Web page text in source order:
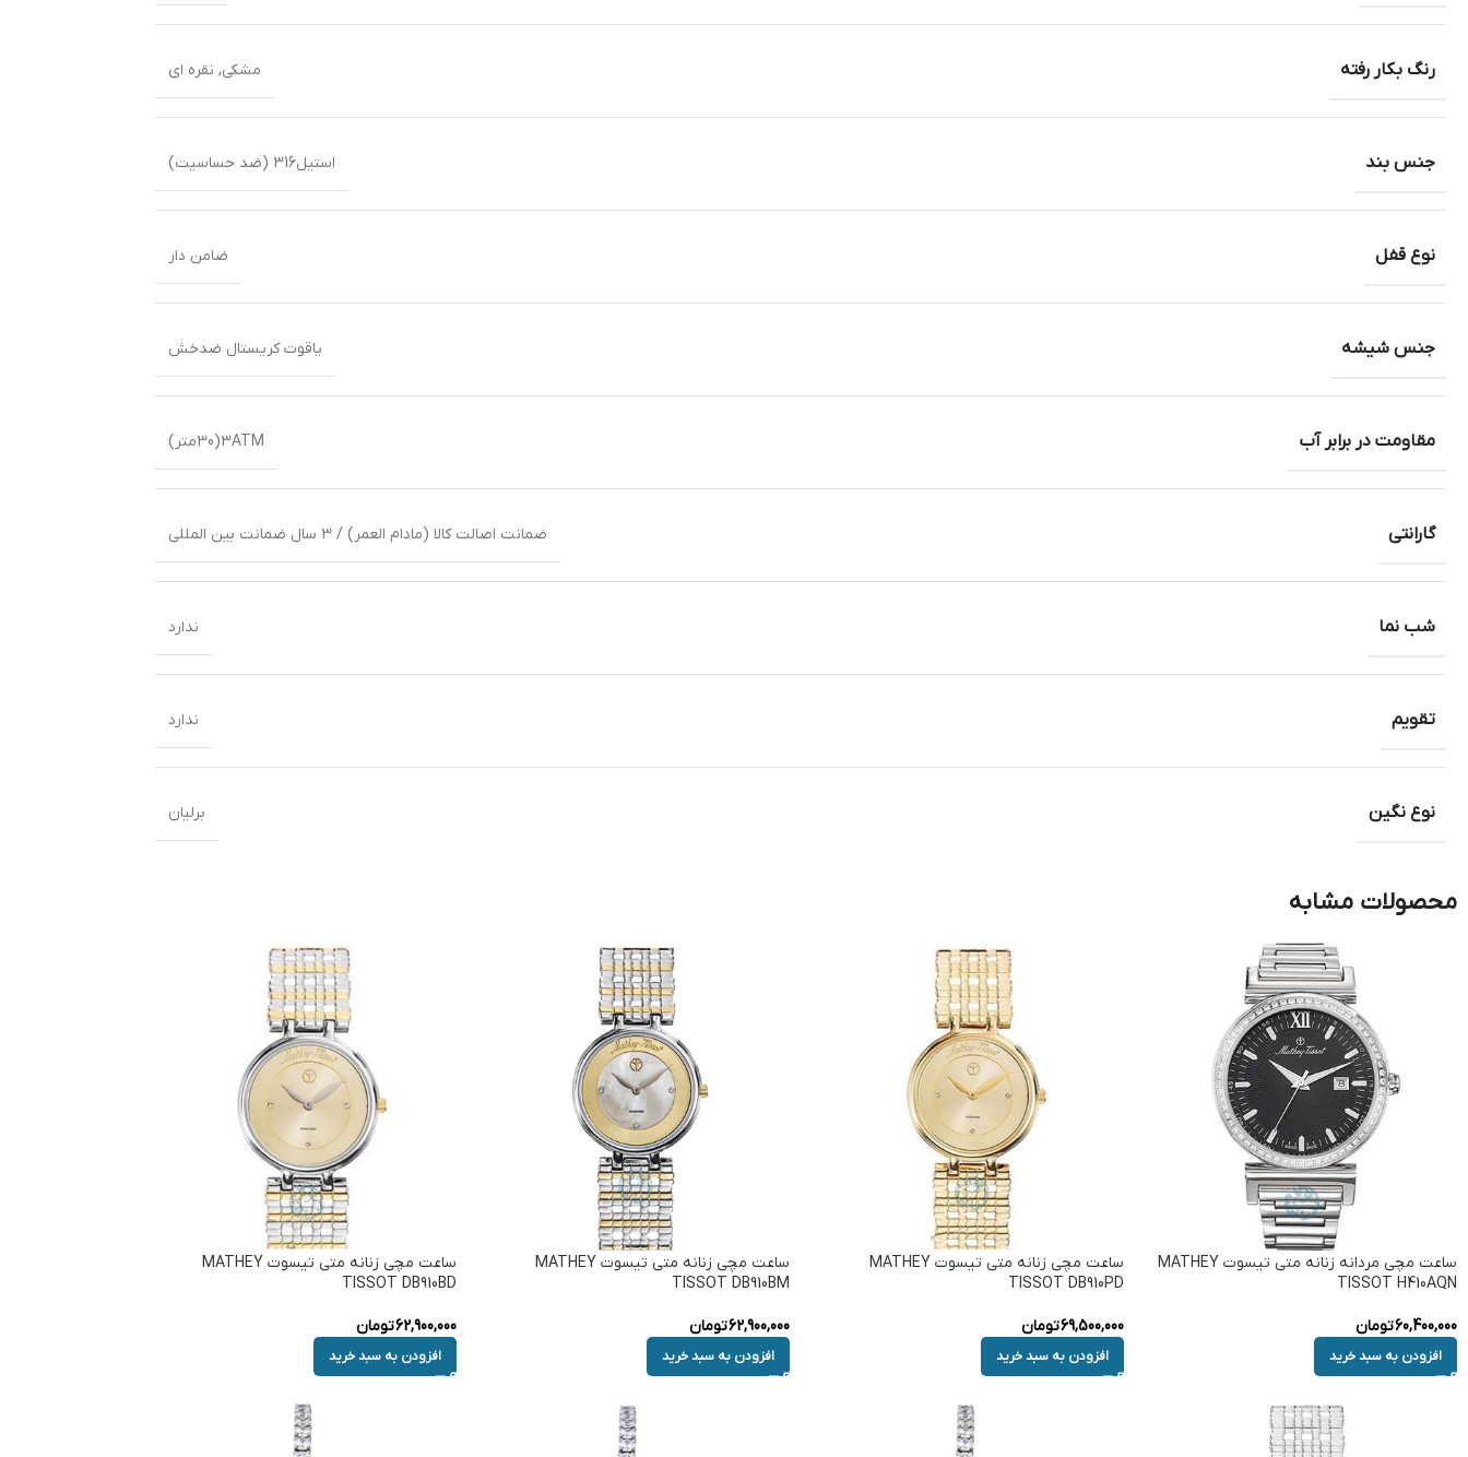
رنگ بکار رفته مشکی, نقره ای
جنس بند استیل316 (ضد حساسیت)
نوع قفل ضامن دار
جنس شیشه یاقوت کریستال ضدخش
مقاومت در برابر آب 3ATM(30متر)
گارانتی ضمانت اصالت کالا (مادام العمر) / 3 سال ضمانت بین المللی
شب نما ندارد
تقویم ندارد
نوع نگین برلیان
محصولات مشابه
ساعت مچی مردانه زنانه متی تیسوت MATHEY
TISSOT H410AQN
60,400,000تومان
افزودن به سبد خرید
ساعت مچی زنانه متی تیسوت MATHEY
TISSOT DB910PD
69,500,000تومان
افزودن به سبد خرید
ساعت مچی زنانه متی تیسوت MATHEY
TISSOT DB910BM
62,900,000تومان
افزودن به سبد خرید
ساعت مچی زنانه متی تیسوت MATHEY
TISSOT DB910BD
62,900,000تومان
افزودن به سبد خرید